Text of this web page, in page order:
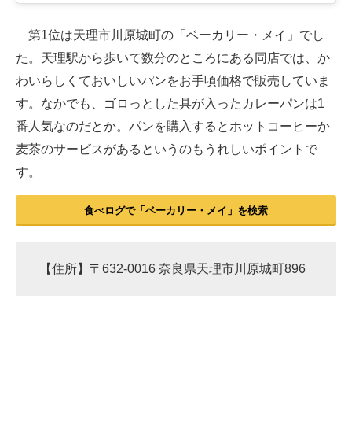
第1位は天理市川原城町の「ベーカリー・メイ」でし
た。天理駅から歩いて数分のところにある同店では、か
わいらしくておいしいパンをお手頃価格で販売していま
す。なかでも、ゴロっとした具が入ったカレーパンは1
番人気なのだとか。パンを購入するとホットコーヒーか
麦茶のサービスがあるというのもうれしいポイントで
す。
食べログで「ベーカリー・メイ」を検索
【住所】〒632-0016 奈良県天理市川原城町896